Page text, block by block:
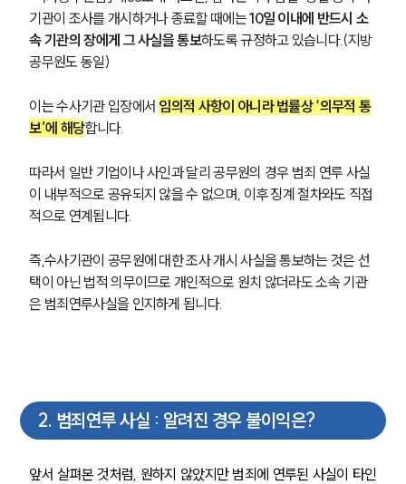
기관이 조사를 개시하거나 종료할 때에는 10일 이내에 반드시 소
속 기관의 장에게 그 사실을 통보하도록 규정하고 있습니다.(지방
공무원도 동일)
이는 수사기관 입장에서 임의적 사항이 아니라 법률상 ‘의무적 통
보’에 해당합니다.
따라서 일반 기업이나 사인과 달리 공무원의 경우 범죄 연루 사실
이 내부적으로 공유되지 않을 수 없으며, 이후 징계 절차와도 직접
적으로 연계됩니다.
즉,수사기관이 공무원에 대한 조사 개시 사실을 통보하는 것은 선
택이 아닌 법적 의무이므로 개인적으로 원치 않더라도 소속 기관
은 범죄연루사실을 인지하게 됩니다.
2. 범죄연루 사실 : 알려진 경우 불이익은?
앞서 살펴본 것처럼, 원하지 않았지만 범죄에 연루된 사실이 타인